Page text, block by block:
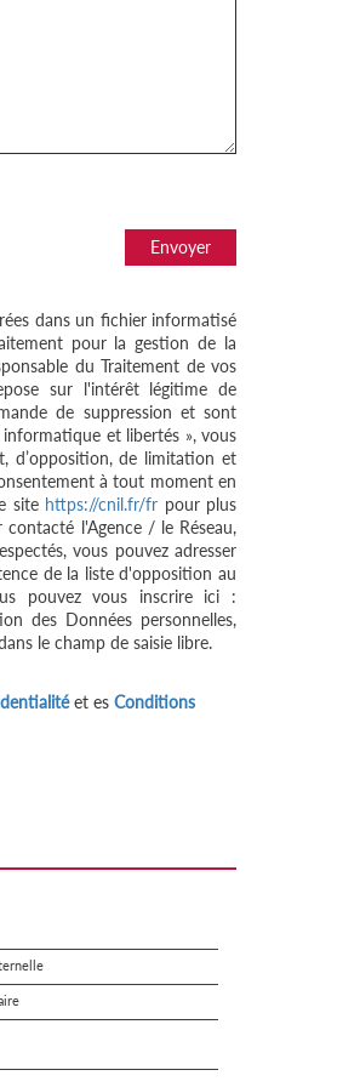
Envoyer
dans un fichier informatisé
pour la gestion de la
du Traitement de vos
sur l'intérêt légitime de
de suppression et sont
et libertés », vous
d’opposition, de limitation et
à tout moment en
site https://cnil.fr/fr pour plus
l'Agence / le Réseau,
vous pouvez adresser
de la liste d'opposition au
pouvez vous inscrire ici :
des Données personnelles,
le champ de saisie libre.
et es Conditions